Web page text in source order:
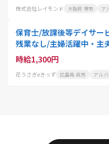
株式会社レイモンド 大阪府 堺市 ア
保育士/放課後等デイサー
残業なし/主婦活躍中・主
時給1,300円
花うさぎeきっず 広島県 呉市 アル